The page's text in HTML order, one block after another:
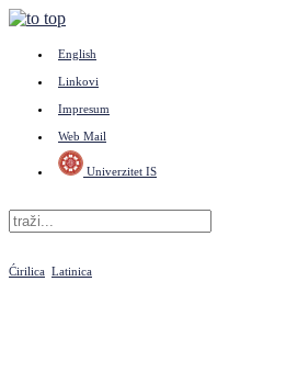
English
Linkovi
Impresum
Web Mail
Univerzitet IS
Ćirilica Latinica